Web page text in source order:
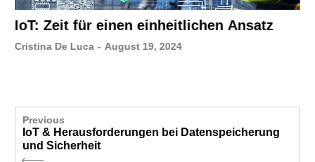
IoT: Zeit für einen einheitlichen Ansatz
Cristina De Luca - August 19, 2024
Previous
IoT & Herausforderungen bei Datenspeicherung
und Sicherheit